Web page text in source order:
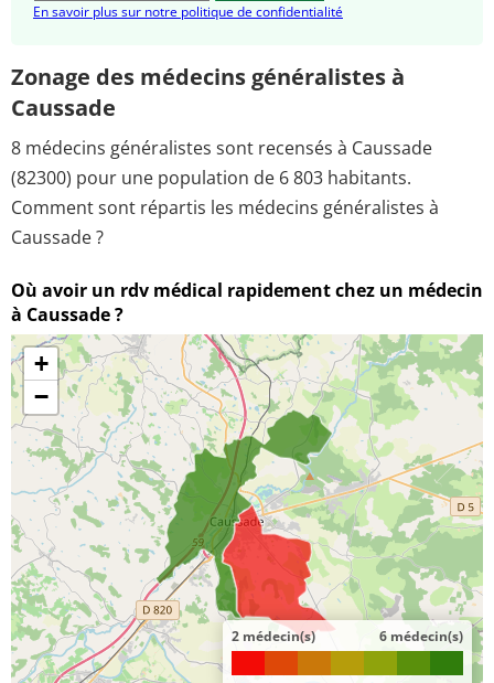
En savoir plus sur notre politique de confidentialité
Zonage des médecins généralistes à
Caussade
8 médecins généralistes sont recensés à Caussade
(82300) pour une population de 6 803 habitants.
Comment sont répartis les médecins généralistes à
Caussade ?
Où avoir un rdv médical rapidement chez un médecin
à Caussade ?
+
−
2 médecin(s) 6 médecin(s)